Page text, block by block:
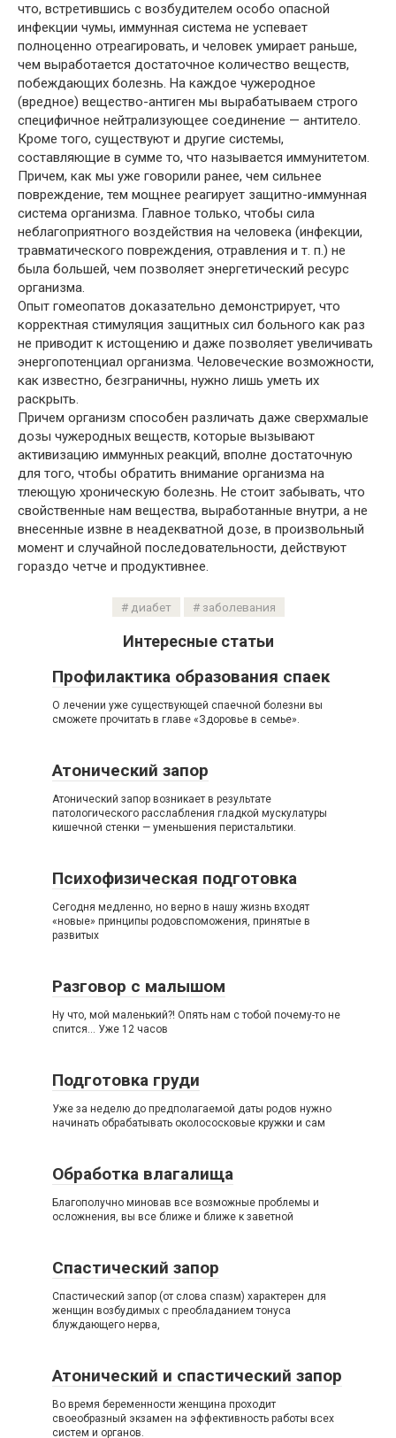
что, встретившись с возбудителем особо опасной
инфекции чумы, иммунная система не успевает
полноценно отреагировать, и человек умирает раньше,
чем выработается достаточное количество веществ,
побеждающих болезнь. На каждое чужеродное
(вредное) вещество-антиген мы вырабатываем строго
специфичное нейтрализующее соединение — антитело.
Кроме того, существуют и другие системы,
составляющие в сумме то, что называется иммунитетом.
Причем, как мы уже говорили ранее, чем сильнее
повреждение, тем мощнее реагирует защитно-иммунная
система организма. Главное только, чтобы сила
неблагоприятного воздействия на человека (инфекции,
травматического повреждения, отравления и т. п.) не
была большей, чем позволяет энергетический ресурс
организма.
Опыт гомеопатов доказательно демонстрирует, что
корректная стимуляция защитных сил больного как раз
не приводит к истощению и даже позволяет увеличивать
энергопотенциал организма. Человеческие возможности,
как известно, безграничны, нужно лишь уметь их
раскрыть.
Причем организм способен различать даже сверхмалые
дозы чужеродных веществ, которые вызывают
активизацию иммунных реакций, вполне достаточную
для того, чтобы обратить внимание организма на
тлеющую хроническую болезнь. Не стоит забывать, что
свойственные нам вещества, выработанные внутри, а не
внесенные извне в неадекватной дозе, в произвольный
момент и случайной последовательности, действуют
гораздо четче и продуктивнее.
диабет заболевания
Интересные статьи
Профилактика образования спаек
О лечении уже существующей спаечной болезни вы
сможете прочитать в главе «Здоровье в семье».
Атонический запор
Атонический запор возникает в результате
патологического расслабления гладкой мускулатуры
кишечной стенки — уменьшения перистальтики.
Психофизическая подготовка
Сегодня медленно, но верно в нашу жизнь входят
«новые» принципы родовспоможения, принятые в
развитых
Разговор с малышом
Ну что, мой маленький?! Опять нам с тобой почему-то не
спится… Уже 12 часов
Подготовка груди
Уже за неделю до предполагаемой даты родов нужно
начинать обрабатывать околососковые кружки и сам
Обработка влагалища
Благополучно миновав все возможные проблемы и
осложнения, вы все ближе и ближе к заветной
Спастический запор
Спастический запор (от слова спазм) характерен для
женщин возбудимых с преобладанием тонуса
блуждающего нерва,
Атонический и спастический запор
Вo время беременности женщина проходит
своеобразный экзамен на эффективность работы всех
систем и органов.